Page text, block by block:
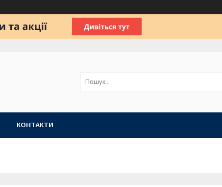
КОНТАКТИ